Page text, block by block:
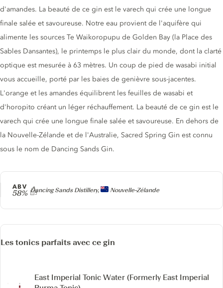
Producteur
Dancing Sands Distillery, Nouvelle-Zélande
ABV
58%
d'amandes. La beauté de ce gin est le varech qui crée une longue
finale salée et savoureuse. Notre eau provient de l'aquifère qui
alimente les sources Te Waikoropupu de Golden Bay (la Place des
Sables Dansantes), le printemps le plus clair du monde, dont la clarté
optique est mesurée à 63 mètres. Un coup de pied de wasabi initial
vous accueille, porté par les baies de genièvre sous-jacentes.
L'orange et les amandes équilibrent les feuilles de wasabi et
d'horopito créant un léger réchauffement. La beauté de ce gin est le
varech qui crée une longue finale salée et savoureuse. En dehors de
la Nouvelle-Zélande et de l'Australie, Sacred Spring Gin est connu
sous le nom de Dancing Sands Gin.
Les tonics parfaits avec ce gin
East Imperial Tonic Water (Formerly East Imperial